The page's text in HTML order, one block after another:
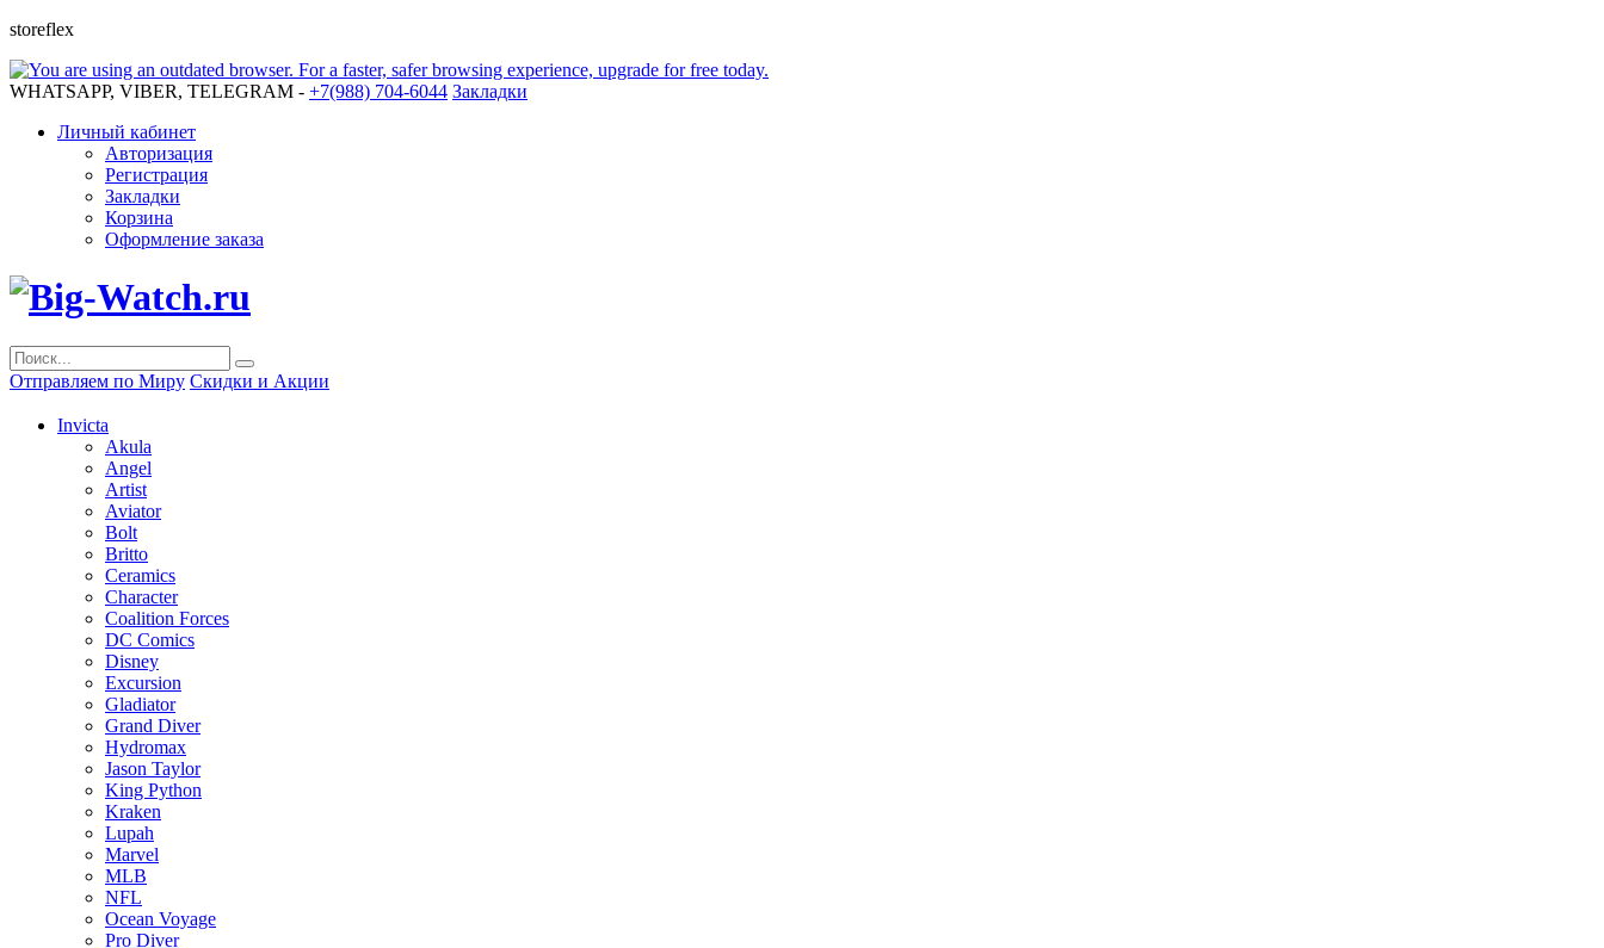
storeflex
WHATSAPP, VIBER, TELEGRAM - +7(988) 704-6044 Закладки
Личный кабинет
Авторизация
Регистрация
Закладки
Корзина
Оформление заказа
Отправляем по Миру Скидки и Акции
Invicta
Akula
Angel
Artist
Aviator
Bolt
Britto
Ceramics
Character
Coalition Forces
DC Comics
Disney
Excursion
Gladiator
Grand Diver
Hydromax
Jason Taylor
King Python
Kraken
Lupah
Marvel
MLB
NFL
Ocean Voyage
Pro Diver